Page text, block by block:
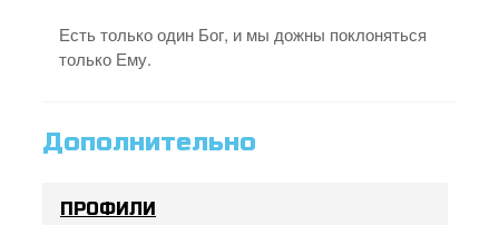
Есть только один Бог, и мы дожны поклоняться
только Ему.
Дополнительно
ПРОФИЛИ